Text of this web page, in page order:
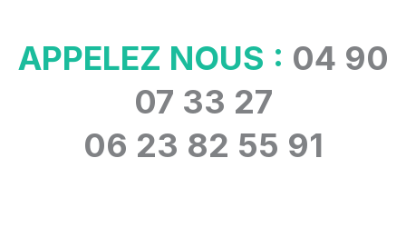
contenu
APPELEZ NOUS : 04 90
07 33 27
06 23 82 55 91